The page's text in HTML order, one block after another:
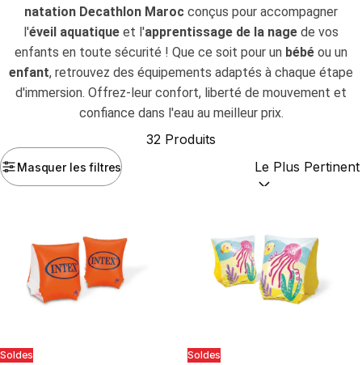
natation Decathlon Maroc conçus pour accompagner
l'éveil aquatique et l'apprentissage de la nage de vos
enfants en toute sécurité ! Que ce soit pour un bébé ou un
enfant, retrouvez des équipements adaptés à chaque étape
d'immersion. Offrez-leur confort, liberté de mouvement et
confiance dans l'eau au meilleur prix.
Masquer les filtres
32 Produits
Trier par :
Soldes Soldes